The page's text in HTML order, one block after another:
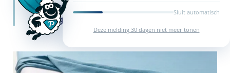
Sluit automatisch
Deze melding 30 dagen niet meer tonen
onderstaande video waarin we je graag
uitleg geven.